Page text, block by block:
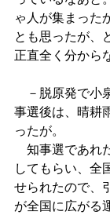
ゃ人が集まった
とも思ったが、
正直全く分から
－脱原発で小
事選後は、晴耕
ったが。
知事選であれ
してもらい、全
せられたので、
が全国に広がる